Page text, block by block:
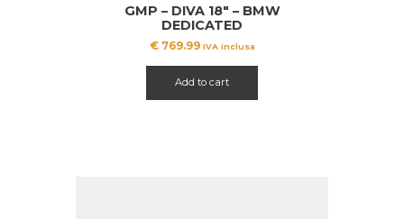
GMP – DIVA 18″ – BMW
DEDICATED
€769.99 IVA inclusa
Add to cart